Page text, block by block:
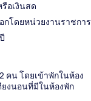
อเงินสด
กโดยหน่วยงานราชการ
คน โดยเข้าพักในห้อง
ยงนอนที่มีในห้องพัก